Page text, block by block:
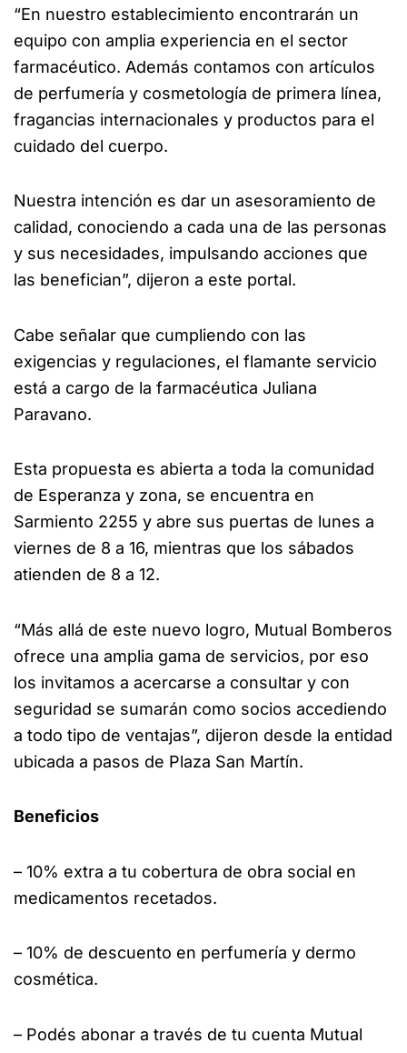
“En nuestro establecimiento encontrarán un
equipo con amplia experiencia en el sector
farmacéutico. Además contamos con artículos
de perfumería y cosmetología de primera línea,
fragancias internacionales y productos para el
cuidado del cuerpo.
Nuestra intención es dar un asesoramiento de
calidad, conociendo a cada una de las personas
y sus necesidades, impulsando acciones que
las benefician”, dijeron a este portal.
Cabe señalar que cumpliendo con las
exigencias y regulaciones, el flamante servicio
está a cargo de la farmacéutica Juliana
Paravano.
Esta propuesta es abierta a toda la comunidad
de Esperanza y zona, se encuentra en
Sarmiento 2255 y abre sus puertas de lunes a
viernes de 8 a 16, mientras que los sábados
atienden de 8 a 12.
“Más allá de este nuevo logro, Mutual Bomberos
ofrece una amplia gama de servicios, por eso
los invitamos a acercarse a consultar y con
seguridad se sumarán como socios accediendo
a todo tipo de ventajas”, dijeron desde la entidad
ubicada a pasos de Plaza San Martín.
Beneficios
– 10% extra a tu cobertura de obra social en
medicamentos recetados.
– 10% de descuento en perfumería y dermo
cosmética.
– Podés abonar a través de tu cuenta Mutual